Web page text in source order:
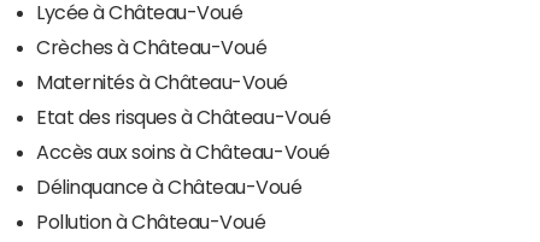
Lycée à Château-Voué
Crèches à Château-Voué
Maternités à Château-Voué
Etat des risques à Château-Voué
Accès aux soins à Château-Voué
Délinquance à Château-Voué
Pollution à Château-Voué